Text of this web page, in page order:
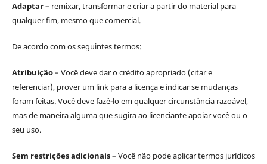
Adaptar– remixar, transformar e criar a partir do material para
qualquer fim, mesmo que comercial.
De acordo com os seguintes termos:
Atribuição– Você deve dar o crédito apropriado (citar e
referenciar), prover um link para a licença e indicar se mudanças
foram feitas. Você deve fazê-lo em qualquer circunstância razoável,
mas de maneira alguma que sugira ao licenciante apoiar você ou o
seu uso.
Sem restrições adicionais– Você não pode aplicar termos jurídicos